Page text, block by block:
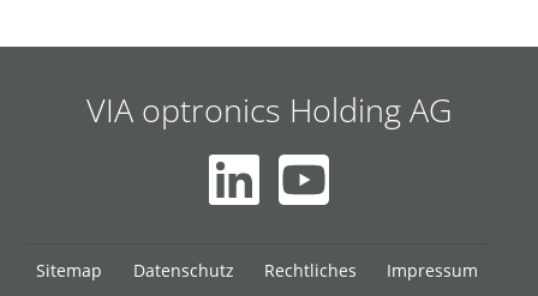
VIA optronics Holding AG
Navigation
Sitemap Datenschutz Rechtliches Impressum